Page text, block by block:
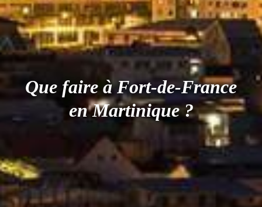
Que faire à Fort-de-France
en Martinique ?